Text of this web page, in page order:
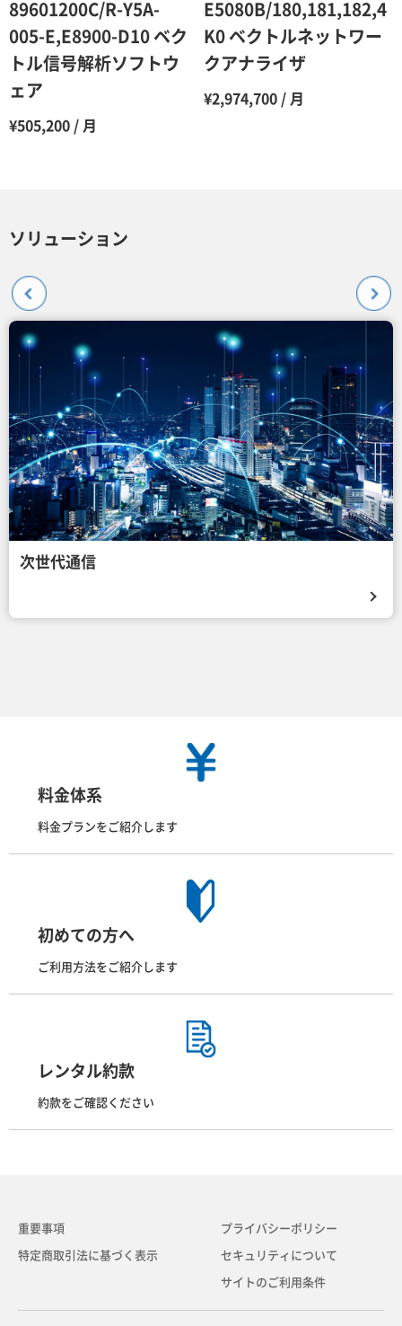
89601200C/R-Y5A-
005-E,E8900-D10 ベク
トル信号解析ソフトウ
ェア
¥505,200 / 月
E5080B/180,181,182,4
K0 ベクトルネットワー
クアナライザ
¥2,974,700 / 月
ソリューション
次世代通信
料金体系
料金プランをご紹介します
初めての方へ
ご利用方法をご紹介します
レンタル約款
約款をご確認ください
重要事項
特定商取引法に基づく表示
プライバシーポリシー
セキュリティについて
サイトのご利用条件